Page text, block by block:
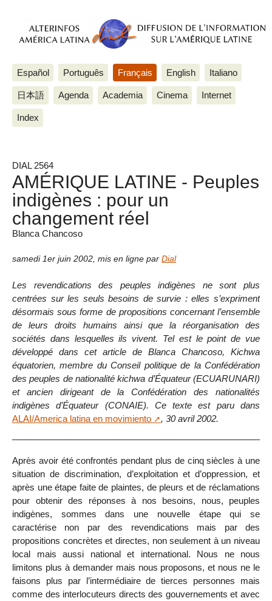
Español Português Français English Italiano
日本語 Agenda Academia Cinema Internet
Index
DIAL 2564
AMÉRIQUE LATINE - Peuples
indigènes : pour un
changement réel
Blanca Chancoso
samedi 1er juin 2002 mis en ligne par Dial
Les revendications des peuples indigènes ne sont plus
centrées sur les seuls besoins de survie : elles s’expriment
désormais sous forme de propositions concernant l’ensemble
de leurs droits humains ainsi que la réorganisation des
sociétés dans lesquelles ils vivent. Tel est le point de vue
développé dans cet article de Blanca Chancoso, Kichwa
équatorien, membre du Conseil politique de la Confédération
des peuples de nationalité kichwa d’Équateur (ECUARUNARI)
et ancien dirigeant de la Confédération des nationalités
indigènes d’Équateur (CONAIE). Ce texte est paru dans
ALAI/America latina en movimiento
, 30 avril 2002.
Après avoir été confrontés pendant plus de cinq siècles à une
situation de discrimination, d’exploitation et d’oppression, et
après une étape faite de plaintes, de pleurs et de réclamations
pour obtenir des réponses à nos besoins, nous, peuples
indigènes, sommes dans une nouvelle étape qui se
caractérise non par des revendications mais par des
propositions concrètes et directes, non seulement à un niveau
local mais aussi national et international. Nous ne nous
limitons plus à demander mais nous proposons, et nous ne le
faisons plus par l’intermédiaire de tierces personnes mais
comme des interlocuteurs directs des gouvernements et avec